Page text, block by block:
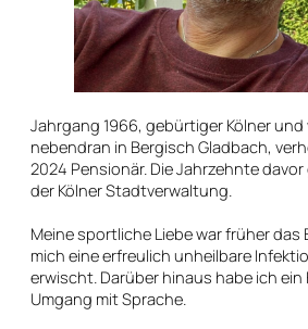
Jahrgang 1966, gebürtiger Kölner
nebendran in Bergisch Gladbach,
2024 Pensionär. Die Jahrzehnte
der Kölner Stadtverwaltung.
Meine sportliche Liebe war früher
mich eine erfreulich unheilbare
erwischt. Darüber hinaus habe ich ein
Umgang mit Sprache.